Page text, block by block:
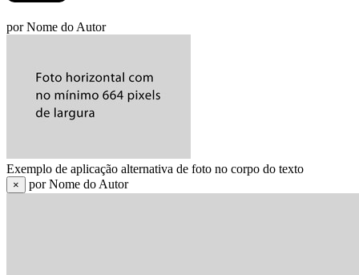
por Nome do Autor
Exemplo de aplicação alternativa de foto no corpo do texto
× por Nome do Autor